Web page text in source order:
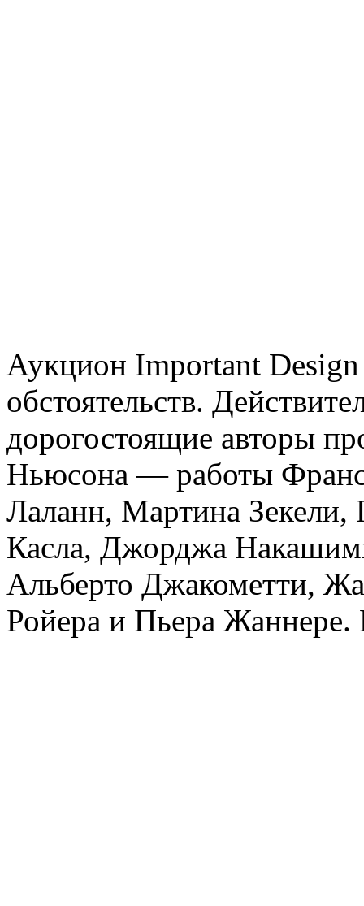
Аукцион Important
обстоятельств.
дорогостоящие авторы
Ньюсона — работы
Лаланн, Мартина Зекели,
Касла, Джорджа
Альберто Джакометти,
Ройера и Пьера Жаннере.